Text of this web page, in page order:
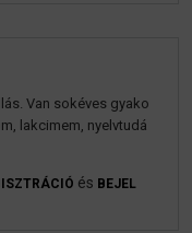
Van sokéves gyako
lakcimem, nyelvtudá
és BEJEL